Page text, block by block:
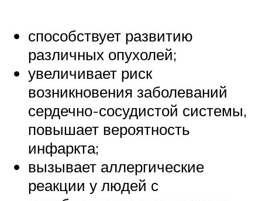
способствует развитию
различных опухолей;
увеличивает риск
возникновения заболеваний
сердечно-сосудистой системы,
повышает вероятность
инфаркта;
вызывает аллергические
реакции у людей с